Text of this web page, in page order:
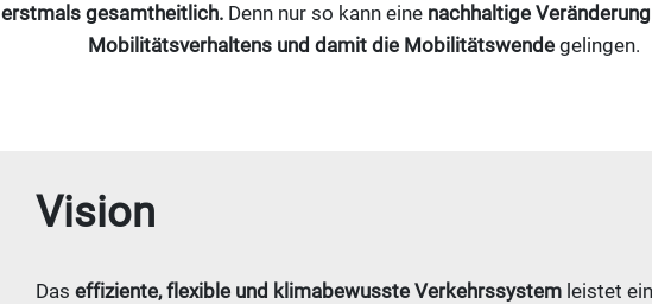
erstmals gesamtheitlich.Denn nur so kann eine nachhaltige
Mobilitätsverhaltens und damit die Mobilitätswendegelingen.
Vision
Das effiziente, flexible und klimabewusste Verkehrssystem leistet